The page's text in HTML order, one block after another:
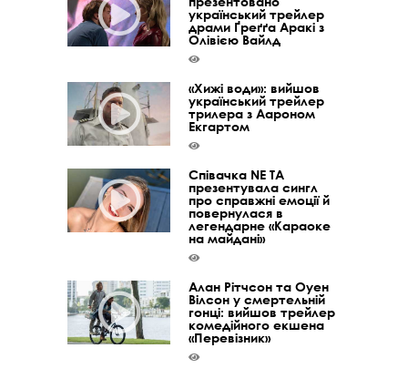
український трейлер
драми Ґреґґа Аракі з
Олівією Вайлд
«Хижі води»: вийшов
український трейлер
трилера з Аароном
Екгартом
Співачка NE TA
презентувала сингл
про справжні емоції й
повернулася в
легендарне «Караоке
на майдані»
Алан Рітчсон та Оуен
Вілсон у смертельній
гонці: вийшов трейлер
комедійного екшена
«Перевізник»